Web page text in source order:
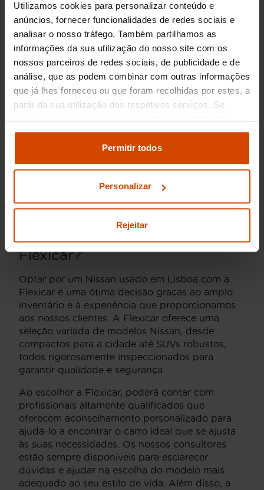
Utilizamos cookies para personalizar conteúdo e
anúncios, fornecer funcionalidades de redes sociais e
analisar o nosso tráfego. Também partilhamos as
informações da sua utilização do nosso site com os
nossos parceiros de redes sociais, de publicidade e de
análise, que as podem combinar com outras informações
que já lhes forneceu ou que foram recolhidas por estes, a
partir da sua utilização dos respetivos serviços. Se
Pode modificar as suas opções de consentimento e
definições de cookies
definições e saber mais na nossa
Permitir todos
Personalizar
Rejeitar
Preço dos Nissan
usados em Lisboa
Se está à procura de um Nissan usado em
Lisboa, poderá encontrar uma variedade de
modelos a preços competitivos. Em média, um
Nissan Micrapode custar entre 8.000€ e
12.000€, dependendo da quilometragem e do
estado do veículo. Para umNissan Qashqai
preços geralmente variam de 15.000€ a 22.000€,
estar disponível entre 20.000€ e 28.000€.
Porque comprar um Nissan
usado em Lisboa com a
Flexicar?
Optar por um Nissan usado em Lisboa com a
Flexicar é uma ótima decisão graças ao amplo
inventário e à experiência que proporcionamos
aos nossos clientes. A Flexicar oferece uma
seleção variada de modelos Nissan, desde
compactos para a cidade até SUVs robustos,
todos rigorosamente inspeccionados para
garantir qualidade e segurança.
Ao escolher a Flexicar, poderá contar com
profissionais altamente qualificados que
oferecem aconselhamento personalizado para
ajudá-lo a encontrar o carro ideal que se ajusta
às suas necessidades. Os nossos consultores
estão sempre disponíveis para esclarecer
dúvidas e ajudar na escolha do modelo mais
adequado ao seu estilo de vida. Além disso, a